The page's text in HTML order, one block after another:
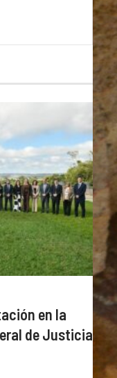
en la
de Justicia